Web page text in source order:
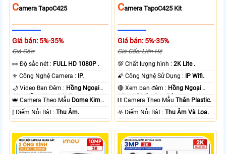
CAmera TapoC425
Giá bán: 5%-35%
Giá Gốc:
️👀 Độ sắc nét : FULL HD 1080P .
⚜️ Công Nghệ Camera : IP.
🌙 Video Ban Đêm : Hồng Ngoại
10m Hồng Ngoại SMD.
👑 Camera Theo Mẫu Dome Kim
loại + Nhựa.
️ƒ Điểm Nỗi Bật :Thu Âm.
CAmera TapoC425 Kit
Giá bán: 5%-35%
Giá Gốc: Liên Hệ
💯 Chất lượng hình :2K Lite .
🌠 Công Nghệ Sử Dụng : IP Wifi.
🔴 Xem ban đêm : Hồng Ngoại
15m Có Màu Ban Ðêm.
⛓ Camera Theo MẫuThân Plastic.
️☣️ Điểm Nỗi Bật :Thu Âm Và Loa.